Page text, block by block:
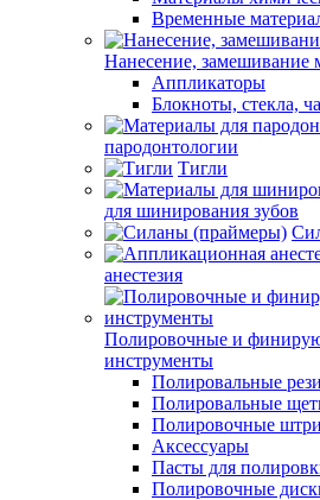
Временные
Нанесение, замешивание
Аппликаторы
Блокноты, стекла,
пародонтологии
Тигли
для шинирования зубов
анестезия
Полировочные и
инструменты
Полировальные
Полировальные
Полировочные
Аксессуары
Пасты для
Полировочные